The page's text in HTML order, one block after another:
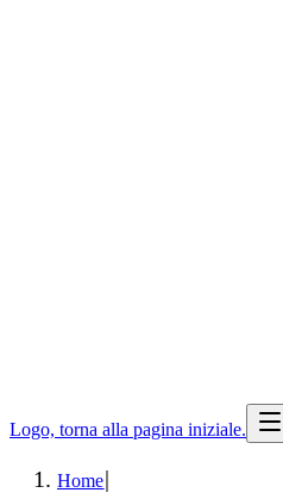
Logo, torna alla pagina iniziale.
Home|